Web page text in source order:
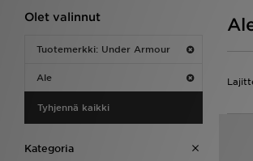
Olet valinnut
Tuotemerkki: Under Armour
Ale
Tyhjennä kaikki
Kategoria